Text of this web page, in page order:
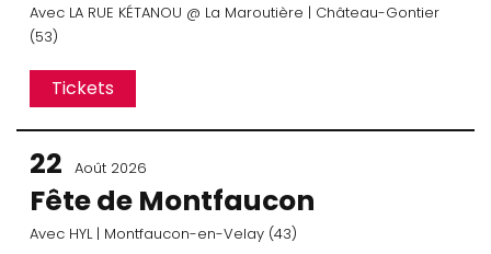
Avec LA RUE KÉTANOU @ La Maroutière | Château-Gontier
(53)
Tickets
22 Août 2026
Fête de Montfaucon
Avec HYL | Montfaucon-en-Velay (43)